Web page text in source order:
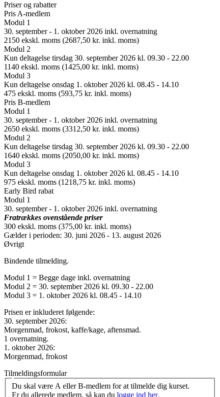
Priser og rabatter
Pris A-medlem
Modul 1
30. september - 1. oktober 2026 inkl. overnatning
2150 ekskl. moms (2687,50 kr. inkl. moms)
Modul 2
Kun deltagelse tirsdag 30. september 2026 kl. 09.30 - 22.00
1140 ekskl. moms (1425,00 kr. inkl. moms)
Modul 3
Kun deltagelse onsdag 1. oktober 2026 kl. 08.45 - 14.10
475 ekskl. moms (593,75 kr. inkl. moms)
Pris B-medlem
Modul 1
30. september - 1. oktober 2026 inkl. overnatning
2650 ekskl. moms (3312,50 kr. inkl. moms)
Modul 2
Kun deltagelse tirsdag 30. september 2026 kl. 09.30 - 22.00
1640 ekskl. moms (2050,00 kr. inkl. moms)
Modul 3
Kun deltagelse onsdag 1. oktober 2026 kl. 08.45 - 14.10
975 ekskl. moms (1218,75 kr. inkl. moms)
Early Bird rabat
Modul 1
30. september - 1. oktober 2026 inkl. overnatning
Fratrækkes ovenstående priser
300 ekskl. moms (375,00 kr. inkl. moms)
Gælder i perioden: 30. juni 2026 - 13. august 2026
Øvrigt
Bindende tilmelding.
Modul 1 = Begge dage inkl. overnatning
Modul 2 = 30. september 2026 kl. 09.30 - 22.00
Modul 3 = 1. oktober 2026 kl. 08.45 - 14.10
Prisen er inkluderet følgende:
30. september 2026:
Morgenmad, frokost, kaffe/kage, aftensmad.
1 overnatning.
1. oktober 2026:
Morgenmad, frokost
Tilmeldingsformular
Du skal være A eller B-medlem for at tilmelde dig kurset.
Er du allerede medlem, så kan du logge ind her.